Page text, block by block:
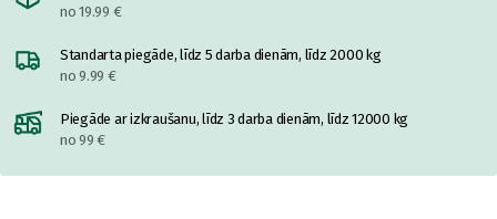
no 19.99 €
Standarta piegāde, līdz 5 darba dienām, līdz 2000 kg
no 9.99 €
Piegāde ar izkraušanu, līdz 3 darba dienām, līdz 12000 kg
no 99 €